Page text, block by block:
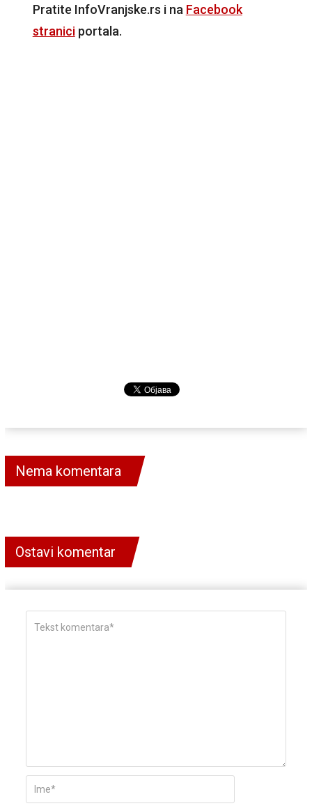
Pratite InfoVranjske.rs i na Facebook
straniciportala.
Nema komentara
Ostavi komentar